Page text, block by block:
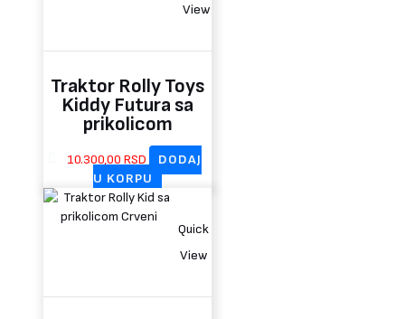
View
Traktor Rolly Toys
Kiddy Futura sa
prikolicom
10.300,00 RSD
DODAJ
U KORPU
Quick
View